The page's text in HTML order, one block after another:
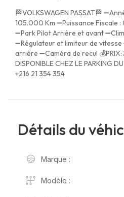
🏁VOLKSWAGEN PASSAT🏁
105.000 Km ➖Puissance Fiscale :
➖Park Pilot Arrière et avant
➖Régulateur et limiteur de
arrière ➖Caméra de recul
DISPONIBLE CHEZ LE PARKING
+216 21 354 354
Détails du
Marque :
Modèle :